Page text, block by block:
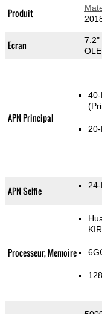
Produit
Ecran
7.2"
APN Principal
APN Selfie
Processeur, Memoire